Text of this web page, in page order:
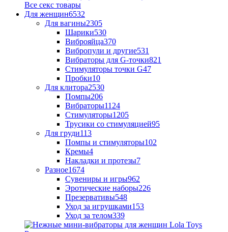
Все секс товары
Для женщин6532
Для вагины2305
Шарики530
Виброяйца370
Вибропули и другие531
Вибраторы для G-точки821
Стимуляторы точки G47
Пробки10
Для клитора2530
Помпы206
Вибраторы1124
Стимуляторы1205
Трусики со стимуляцией95
Для груди113
Помпы и стимуляторы102
Кремы4
Накладки и протезы7
Разное1674
Сувениры и игры962
Эротические наборы226
Презервативы548
Уход за игрушками153
Уход за телом339